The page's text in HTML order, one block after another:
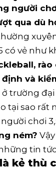
người
qua dù
có vẻ như
và
trường
tại sao rất
chơi
ném?
tin
kẻ thù